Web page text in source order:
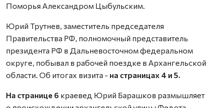
Поморья Александром Цыбульским.
Юрий Трутнев, заместитель председателя
Правительства РФ, полномочный представитель
президента РФ в Дальневосточном федеральном
округе, побывал в рабочей поездке в Архангельской
области. Об итогах визита - на страницах 4 и 5.
На странице 6 краевед Юрий Барашков размышляет